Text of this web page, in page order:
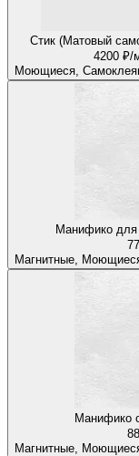
Стик (Матовый
4200 ₽/
Манифико для
Манифико